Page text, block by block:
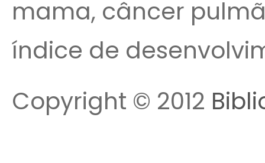
mama, câncer
índice de
Copyright © 2012